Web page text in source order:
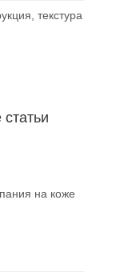
текстура
на коже